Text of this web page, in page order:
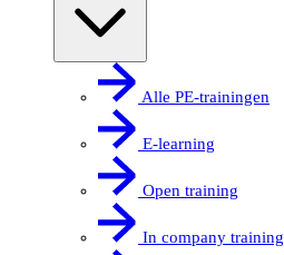
Alle PE-trainingen
E-learning
Open training
In company training